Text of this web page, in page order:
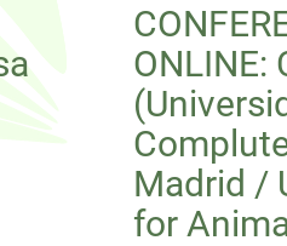
ONLINE:
Madrid /
for